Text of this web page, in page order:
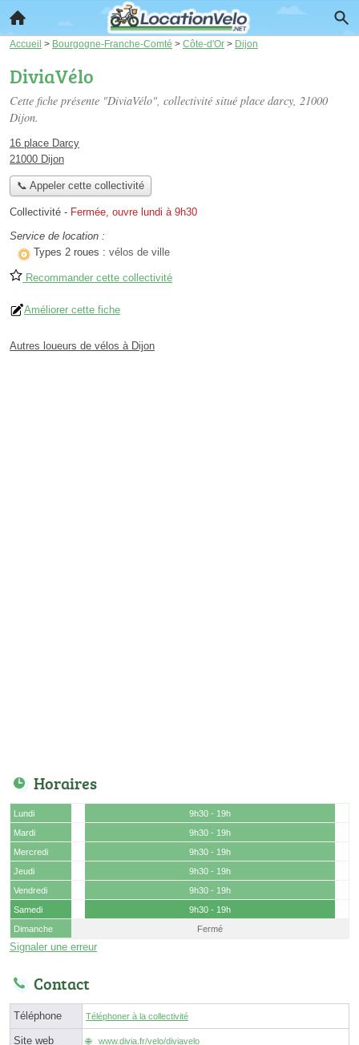
Accueil > Bourgogne-Franche-Comté > Côte-d'Or > Dijon
DiviaVélo
Cette fiche présente "DiviaVélo", collectivité situé place darcy, 21000
Dijon.
16 place Darcy
21000 Dijon
📞 Appeler cette collectivité
Collectivité - Fermée, ouvre lundi à 9h30
Service de location :
Types 2 roues : vélos de ville
Recommander cette collectivité
Améliorer cette fiche
Autres loueurs de vélos à Dijon
Horaires
Lundi
9h30 - 19h
Mardi
9h30 - 19h
Mercredi
9h30 - 19h
Jeudi
9h30 - 19h
Vendredi
9h30 - 19h
Samedi
9h30 - 19h
Dimanche
Fermé
Signaler une erreur
Contact
Téléphone Téléphoner à la collectivité
Site web www.divia.fr/velo/diviavelo